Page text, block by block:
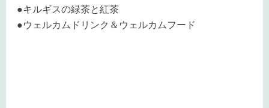
●キルギスの緑茶と紅茶
●ウェルカムドリンク＆ウェルカムフード